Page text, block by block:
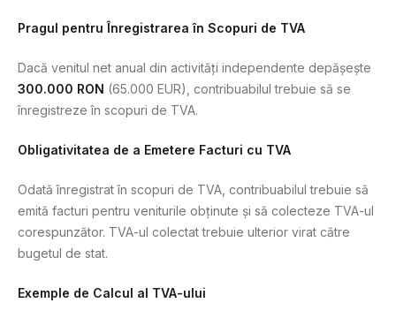
Pragul pentru Înregistrarea în Scopuri de TVA
Dacă venitul net anual din activități independente depășește
300.000 RON (65.000 EUR), contribuabilul trebuie să se
înregistreze în scopuri de TVA.
Obligativitatea de a Emetere Facturi cu TVA
Odată înregistrat în scopuri de TVA, contribuabilul trebuie să
emită facturi pentru veniturile obținute și să colecteze TVA-ul
corespunzător. TVA-ul colectat trebuie ulterior virat către
bugetul de stat.
Exemple de Calcul al TVA-ului